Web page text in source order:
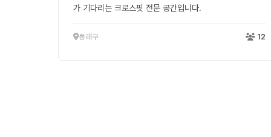
가 기다리는 크로스핏 전문 공간입니다.
동래구 12